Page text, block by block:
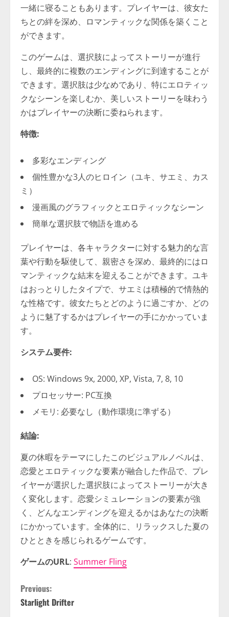
一緒に寝ることもあります。プレイヤーは、彼女た
ちとの絆を深め、ロマンティックな関係を築くこと
ができます。
このゲームは、選択肢によってストーリーが進行
し、最終的に複数のエンディングに到達することが
できます。選択肢は少なめであり、特にエロティッ
クなシーンを楽しむか、美しいストーリーを味わう
かはプレイヤーの決断に委ねられます。
特徴:
多彩なエンディング
個性豊かな3人のヒロイン（ユキ、サエミ、カス
ミ）
漫画風のグラフィックとエロティックなシーン
簡単な選択肢で物語を進める
プレイヤーは、各キャラクターに対する魅力的な言
葉や行動を駆使して、親密さを深め、最終的にはロ
マンティックな結末を迎えることができます。ユキ
はおっとりしたタイプで、サエミは積極的で情熱的
な性格です。彼女たちとどのように過ごすか、どの
ように魅了するかはプレイヤーの手にかかっていま
す。
システム要件:
OS: Windows 9x, 2000, XP, Vista, 7, 8, 10
プロセッサー: PC互換
メモリ: 必要なし（動作環境に準ずる）
結論:
夏の休暇をテーマにしたこのビジュアルノベルは、
恋愛とエロティックな要素が融合した作品で、プレ
イヤーが選択した選択肢によってストーリーが大き
く変化します。恋愛シミュレーションの要素が強
く、どんなエンディングを迎えるかはあなたの決断
にかかっています。全体的に、リラックスした夏の
ひとときを感じられるゲームです。
ゲームのURL: Summer Fling
C
Previous:
Starlight Drifter